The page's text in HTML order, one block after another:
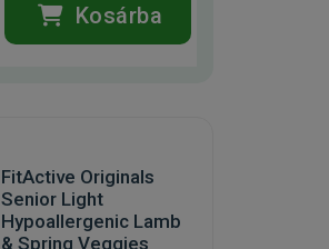
Kosárba
FitActive Originals
Senior Light
Hypoallergenic Lamb
& Spring Veggies